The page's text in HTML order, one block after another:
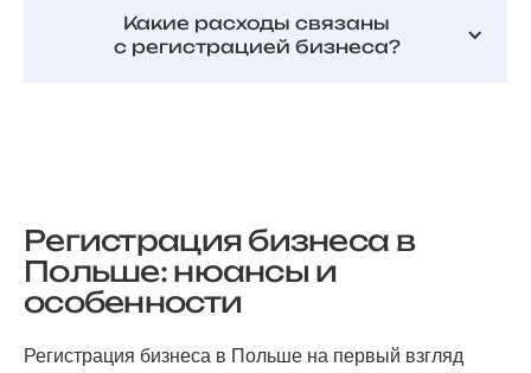
Какие расходы связаны
с регистрацией бизнеса?
Регистрация бизнеса в
Польше: нюансы и
особенности
Регистрация бизнеса в Польше на первый взгляд